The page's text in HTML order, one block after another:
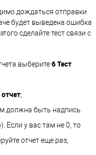
дождаться отправки
будет выведена ошибка
сделайте тест связи с
выберите6 Тест
;
должна быть надпись
Если у вас там не 0, то
отчет еще раз;